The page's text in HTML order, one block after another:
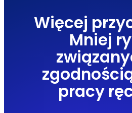
Więcej
Mniej
pracy